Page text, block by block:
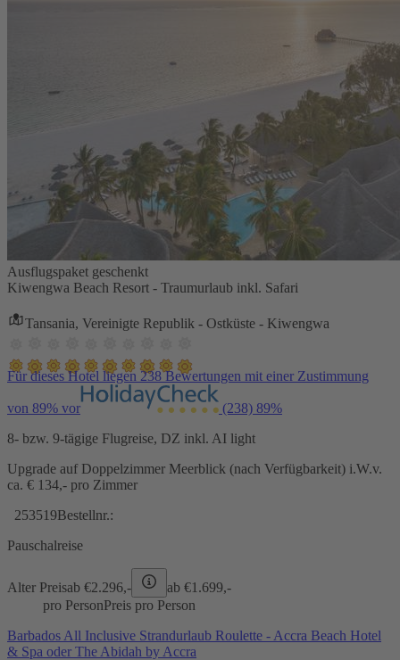
Ausflugspaket geschenkt
Kiwengwa Beach Resort - Traumurlaub inkl. Safari
Tansania, Vereinigte Republik - Ostküste - Kiwengwa
Für dieses Hotel liegen 238 Bewertungen mit einer Zustimmung
von 89% vor (238) 89%
8- bzw. 9-tägige Flugreise, DZ inkl. AI light
Upgrade auf Doppelzimmer Meerblick (nach Verfügbarkeit) i.W.v.
ca. € 134,- pro Zimmer
253519Bestellnr.:
Pauschalreise
Alter Preisab €2.296,- ab €1.699,-
pro PersonPreis pro Person
Barbados All Inclusive Strandurlaub Roulette - Accra Beach Hotel
& Spa oder The Abidah by Accra